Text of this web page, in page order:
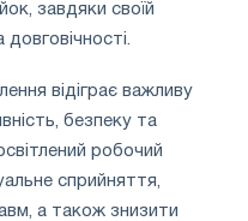
завдяки своїй
довговічності.
відіграє важливу
безпеку та
робочий
сприйняття,
а також знизити